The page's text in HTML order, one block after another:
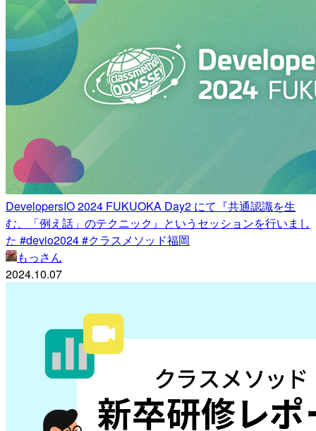
DevelopersIO 2024 FUKUOKA Day2 にて『共通認識を生
む、「例え話」のテクニック』というセッションを行いまし
た #devio2024 #クラスメソッド福岡
もっさん
2024.10.07